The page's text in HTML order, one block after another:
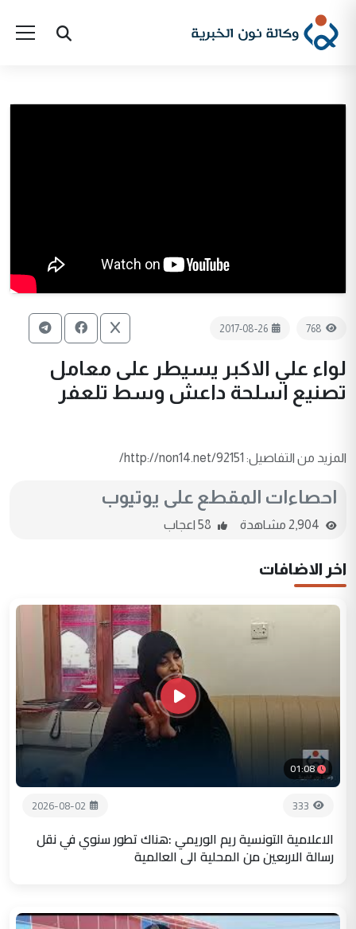
768
2017-08-26
لواء علي الاكبر يسيطر على معامل
تصنيع اسلحة داعش وسط تلعفر
المزيد من التفاصيل: http://non14.net/92151/
احصاءات المقطع على يوتيوب
اخر الاضافات
01:08
333
2026-08-02
الاعلامية التونسية ريم الوريمي :هناك تطور سنوي في نقل
رسالة الاربعين من المحلية الى العالمية